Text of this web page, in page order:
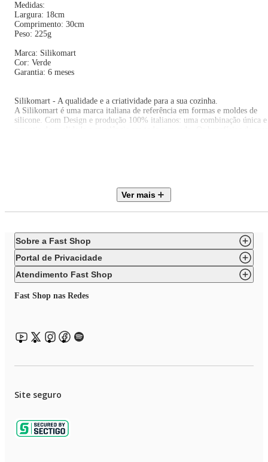
Medidas:
Largura: 18cm
Comprimento: 30cm
Peso: 225g
Marca: Silikomart
Cor: Verde
Garantia: 6 meses
Silikomart - A qualidade e a criatividade para a sua cozinha.
A Silikomart é uma marca italiana de referência em formas e moldes de
silicone. Com Design e produção 100% italianos: uma combinação única e
Ver mais
Sobre a Fast Shop
Portal de Privacidade
Atendimento Fast Shop
Fast Shop nas Redes
Site seguro